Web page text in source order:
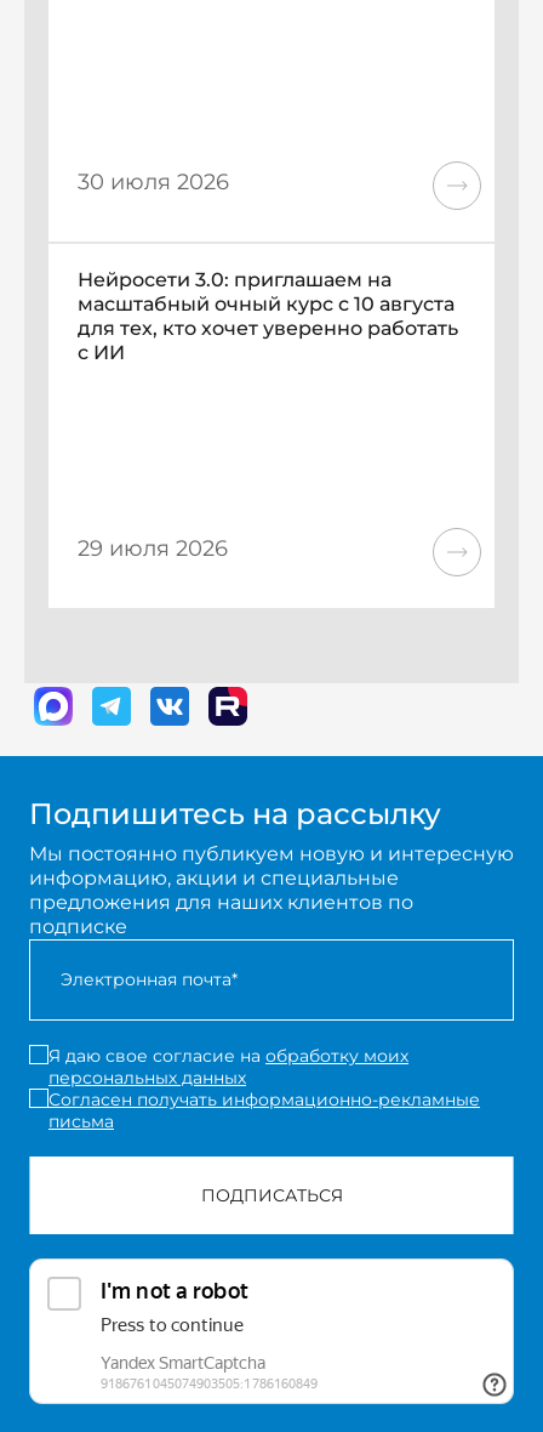
30 июля 2026
Нейросети 3.0: приглашаем на
масштабный очный курс с 10 августа
для тех, кто хочет уверенно работать
с ИИ
29 июля 2026
Подпишитесь на рассылку
Мы постоянно публикуем новую и интересную
информацию, акции и специальные
предложения для наших клиентов по
подписке
ПОДПИСАТЬСЯ
Я даю свое согласие на обработку моих
персональных данных
Согласен получать информационно-рекламные
письма